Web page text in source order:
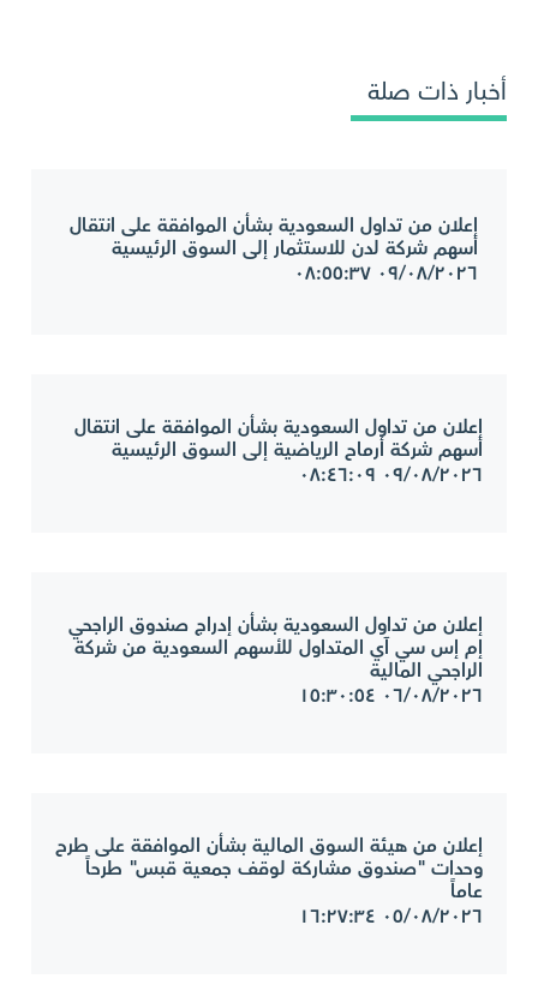
أخبار ذات صلة
إعلان من تداول السعودية بشأن الموافقة على انتقال
أسهم شركة لدن للاستثمار إلى السوق الرئيسية
٠٩/٠٨/٢٠٢٦ ٠٨:٥٥:٣٧
إعلان من تداول السعودية بشأن الموافقة على انتقال
أسهم شركة أرماح الرياضية إلى السوق الرئيسية
٠٩/٠٨/٢٠٢٦ ٠٨:٤٦:٠٩
إعلان من تداول السعودية بشأن إدراج صندوق الراجحي
إم إس سي آي المتداول للأسهم السعودية من شركة
الراجحي المالية
٠٦/٠٨/٢٠٢٦ ١٥:٣٠:٥٤
إعلان من هيئة السوق المالية بشأن الموافقة على طرح
وحدات "صندوق مشاركة لوقف جمعية قبس" طرحاً
عاماً
٠٥/٠٨/٢٠٢٦ ١٦:٢٧:٣٤